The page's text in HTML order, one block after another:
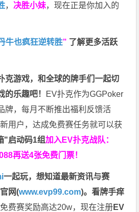
， 决胜小妹，现在正是你加入的
牛也疯狂逆转胜” 了解更多活跃
克游戏，和全球的牌手们一起切
的乐趣吧！ EV扑克作为GGPoker
牌，每月不断推出福利反馈活
用户，达成免费赛任务就可以获
"启动码1组加入EV扑克战队：
再送4张免费门票！
一起玩，想知道最新资讯与赛
网(www.evp99.com)。看牌手痒
费赛奖励高达20w，现在注册EV